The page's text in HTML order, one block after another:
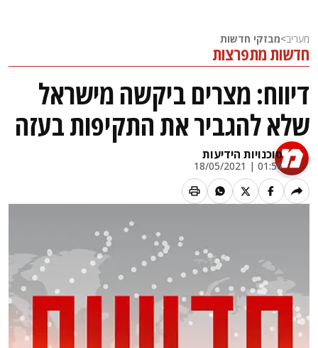
מעריב>מבזקי חדשות
חדשות מתפרצות
דיווח: מצרים ביקשה מישראל
שלא להגביר את התקיפות בעזה
סוכנויות הידיעות
01:56 | 18/05/2021